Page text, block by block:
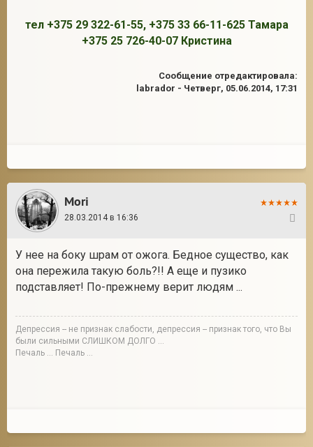
тел +375 29 322-61-55, +375 33 66-11-625 Тамара
+375 25 726-40-07 Кристина
Сообщение отредактировала:
labrador - Четверг, 05.06.2014, 17:31
Mori
28.03.2014 в 16:36
У нее на боку шрам от ожога. Бедное существо, как
она пережила такую боль?!! А еще и пузико
подставляет! По-прежнему верит людям ...
Депрессия -- не признак слабости, депрессия -- признак того, что Вы
были сильными СЛИШКОМ ДОЛГО ...
Печаль ... Печаль ...